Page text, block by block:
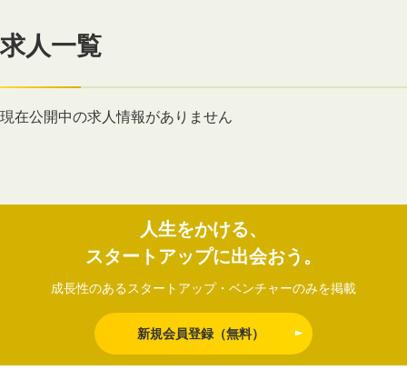
求人一覧
現在公開中の求人情報がありません
人生をかける、
スタートアップに出会おう。
成長性のあるスタートアップ・ベンチャーのみを掲載
新規会員登録（無料）